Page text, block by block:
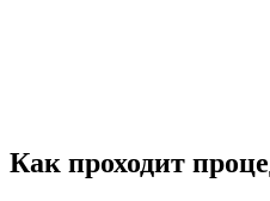
Как проходит